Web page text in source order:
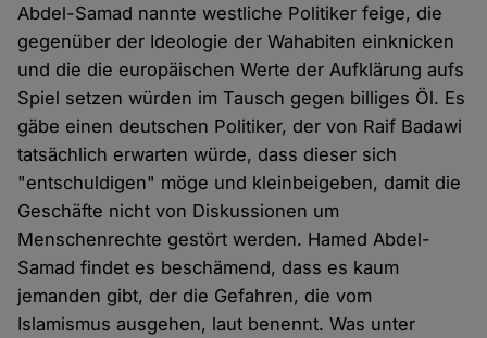
Abdel-Samad nannte westliche Politiker feige, die
gegenüber der Ideologie der Wahabiten einknicken
und die die europäischen Werte der Aufklärung aufs
Spiel setzen würden im Tausch gegen billiges Öl. Es
gäbe einen deutschen Politiker, der von Raif Badawi
tatsächlich erwarten würde, dass dieser sich
"entschuldigen" möge und kleinbeigeben, damit die
Geschäfte nicht von Diskussionen um
Menschenrechte gestört werden. Hamed Abdel-
Samad findet es beschämend, dass es kaum
jemanden gibt, der die Gefahren, die vom
Islamismus ausgehen, laut benennt. Was unter